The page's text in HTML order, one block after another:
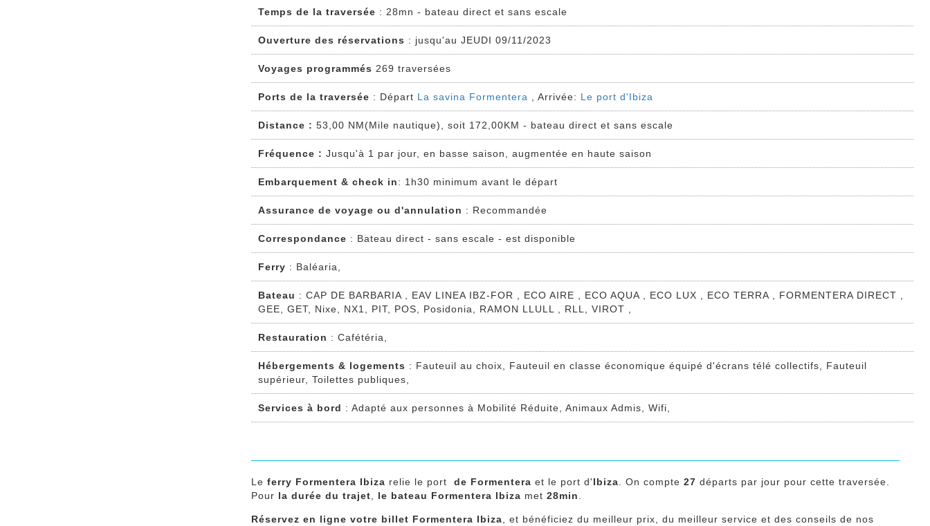
Temps de la traversée : 28mn - bateau direct et sans escale
Ouverture des réservations : jusqu'au JEUDI 09/11/2023
Voyages programmés 269 traversées
Ports de la traversée : Départ La savina Formentera , Arrivée: Le port d'Ibiza
Distance : 53,00 NM(Mile nautique), soit 172,00KM - bateau direct et sans escale
Fréquence : Jusqu'à 1 par jour, en basse saison, augmentée en haute saison
Embarquement & check in: 1h30 minimum avant le départ
Assurance de voyage ou d'annulation : Recommandée
Correspondance : Bateau direct - sans escale - est disponible
Ferry : Baléaria,
Bateau : CAP DE BARBARIA , EAV LINEA IBZ-FOR , ECO AIRE , ECO AQUA , ECO LUX , ECO TERRA , FORMENTERA DIRECT ,
GEE, GET, Nixe, NX1, PIT, POS, Posidonia, RAMON LLULL , RLL, VIROT ,
Restauration : Cafétéria,
Hébergements & logements : Fauteuil au choix, Fauteuil en classe économique équipé d'écrans télé collectifs, Fauteuil
supérieur, Toilettes publiques,
Services à bord : Adapté aux personnes à Mobilité Réduite, Animaux Admis, Wifi,
Leferry Formentera Ibiza relie le port de Formentera et le port d'Ibiza. On compte27 départs par jour pour cette traversée.
Pour la durée du trajet, le bateau Formentera Ibiza met28min.
Réservez en ligne votre billet Formentera Ibiza, et bénéficiez du meilleur prix, du meilleur service et des conseils de nos